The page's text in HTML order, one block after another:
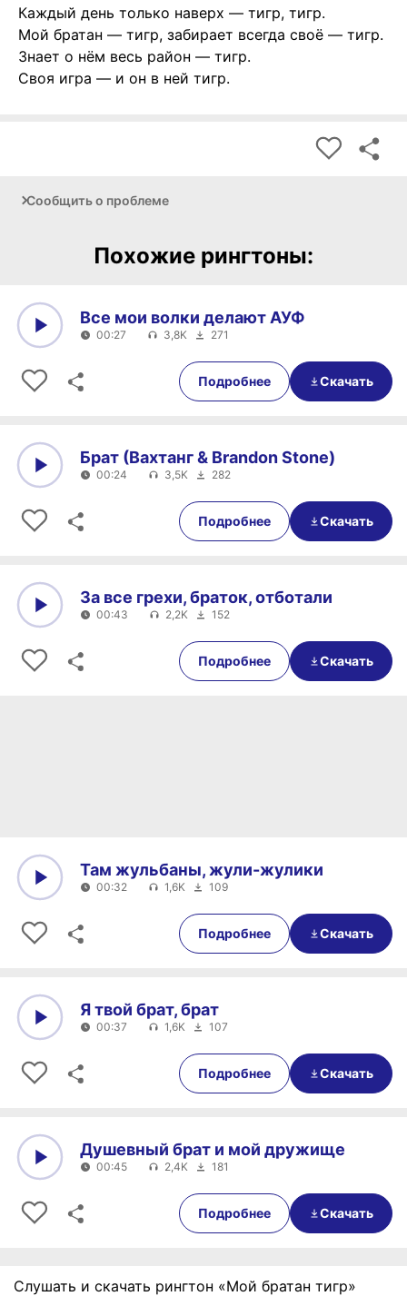
Каждый день только наверх — тигр, тигр.
Мой братан — тигр, забирает всегда своё — тигр.
Знает о нём весь район — тигр.
Своя игра — и он в ней тигр.
Сообщить о проблеме
Похожие рингтоны:
00:27
Все мои волки делают АУФ
00:27 3,8K 271
Подробнее Скачать
00:24
Брат (Вахтанг & Brandon Stone)
00:24 3,5K 282
Подробнее Скачать
00:43
За все грехи, браток, отботали
00:43 2,2K 152
Подробнее Скачать
00:32
Там жульбаны, жули-жулики
00:32 1,6K 109
Подробнее Скачать
00:37
Я твой брат, брат
00:37 1,6K 107
Подробнее Скачать
00:45
Душевный брат и мой дружище
00:45 2,4K 181
Подробнее Скачать
Слушать и скачать рингтон «Мой братан тигр»